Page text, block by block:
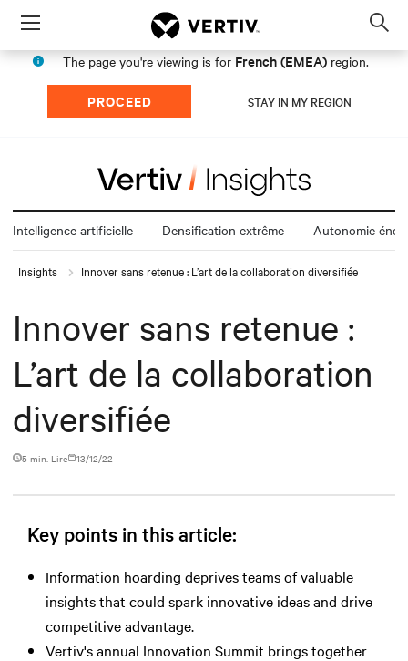
Menu
The page you're viewing is for French (EMEA) region.
PROCEED STAY IN MY REGION
Intelligence artificielle Densification extrême Autonomie
Insights Innover sans retenue : L’art de la collaboration diversifiée
Innover sans retenue :
L’art de la collaboration
diversifiée
5 min. Lire 13/12/22
Key points in this article:
Information hoarding deprives teams of valuable
insights that could spark innovative ideas and drive
competitive advantage.
Vertiv's annual Innovation Summit brings together